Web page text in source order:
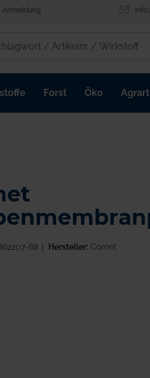
Anmeldung
Forst Öko
88 Hersteller:Comet